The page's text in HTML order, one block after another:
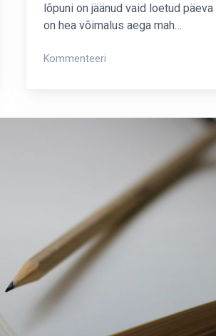
lõpuni on jäänud vaid loetud
on hea võimalus aega mah…
Kommenteeri
2018